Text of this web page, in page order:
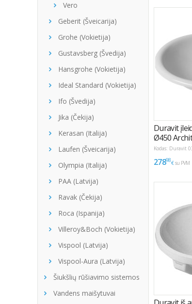
Vero
Geberit (Šveicarija)
Grohe (Vokietija)
Gustavsberg (Švedija)
Hansgrohe (Vokietija)
Ideal Standard (Vokietija)
Ifo (Švedija)
Jika (Čekija)
Kerasan (Italija)
Laufen (Šveicarija)
Olympia (Italija)
PAA (Latvija)
Ravak (Čekija)
Roca (Ispanija)
Villeroy&Boch (Vokietija)
Vispool (Latvija)
Vispool-Aura (Latvija)
Šiukšlių rūšiavimo sistemos
Vandens maišytuvai